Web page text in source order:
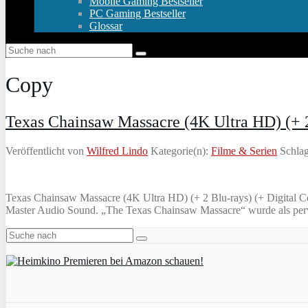
PC Gaming Bestseller
Glossar
Copy
Texas Chainsaw Massacre (4K Ultra HD)
Veröffentlicht von Wilfred Lindo Kategorie(n): Filme & Serien
Texas Chainsaw Massacre (4K Ultra HD) (+ 2 Blu-rays) (+ Digital
Master Audio Sound. „The Texas Chainsaw Massacre“ wurde als